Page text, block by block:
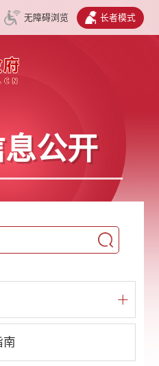
无障碍浏览 长者模式
公开
南